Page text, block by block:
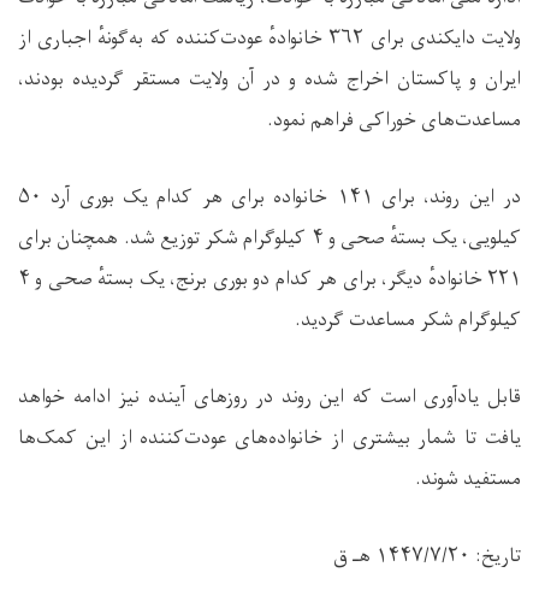
ولایت دایکندی برای ۳۶۲ خانوادهٔ عودت‌کننده که به‌گونهٔ اجباری از
ایران و پاکستان اخراج شده و در آن ولایت مستقر گردیده بودند،
مساعدت‌های خوراکی فراهم نمود.
در این روند، برای ۱۴۱ خانواده برای هر کدام یک بوری آرد ۵۰
کیلویی، یک بستهٔ صحی و ۴ کیلوگرام شکر توزیع شد. همچنان برای
۲۲۱ خانوادهٔ دیگر، برای هر کدام دو بوری برنج، یک بستهٔ صحی و ۴
کیلوگرام شکر مساعدت گردید.
قابل یادآوری است که این روند در روزهای آینده نیز ادامه خواهد
یافت تا شمار بیشتری از خانواده‌های عودت‌کننده از این کمک‌ها
مستفید شوند.
تاریخ: ۱۴۴۷/۷/۲۰ هـ ق